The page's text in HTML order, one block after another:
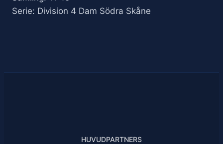
Serie: Division 4 Dam Södra Skåne
HUVUDPARTNERS